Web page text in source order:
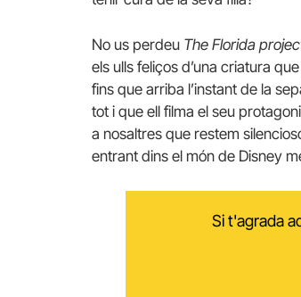
No us perdeu The Florida
els ulls feliços d’una criatura
fins que arriba l’instant de la
tot i que ell filma el seu
a nosaltres que restem
entrant dins el món de Disney
Si t'agrada